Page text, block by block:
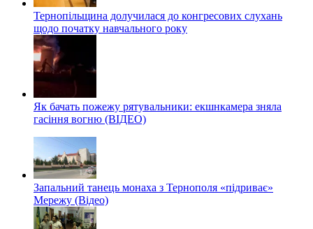
Тернопільщина долучилася до конгресових слухань
щодо початку навчального року
Як бачать пожежу рятувальники: екшнкамера зняла
гасіння вогню (ВІДЕО)
Запальний танець монаха з Тернополя «підриває»
Мережу (Відео)